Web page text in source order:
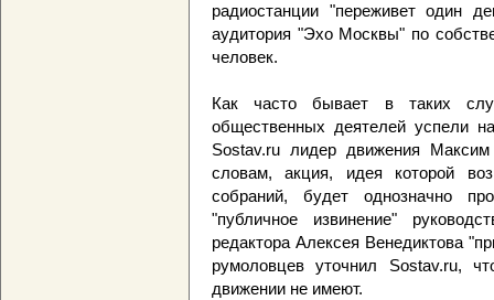
радиостанции "переживет один
аудитория "Эхо Москвы" по
человек.
Как часто бывает в таких
общественных деятелей успели
Sostav.ru лидер движения
словам, акция, идея которой
собраний, будет однозначно
"публичное извинение"
редактора Алексея Венедиктова
румоловцев уточнил Sostav.ru,
движении не имеют.